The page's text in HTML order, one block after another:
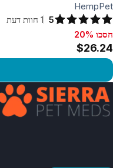
HempPet
5
1 חוות דעת
חסכו 20%, $26.24
חסכו 20%
$26.24
צפו במוצר